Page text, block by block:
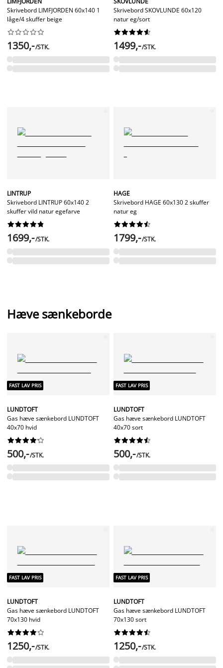
Skrivebord LIMFJORDEN 60x140 1
låge/4 skuffer beige






1350,-/STK.
Skrivebord SKOVLUNDE 60x120
natur eg/sort






1499,-/STK.
LINTRUP
Skrivebord LINTRUP 60x140 2
skuffer vild natur egefarve






1699,-/STK.
HAGE
Skrivebord HAGE 60x130 2 skuffer
natur eg






1799,-/STK.
Hæve sænkeborde
FAST LAV PRIS
LUNDTOFT
Gas hæve sænkebord LUNDTOFT
40x70 hvid






500,-/STK.
FAST LAV PRIS
LUNDTOFT
Gas hæve sænkebord LUNDTOFT
40x70 sort






500,-/STK.
FAST LAV PRIS
LUNDTOFT
Gas hæve sænkebord LUNDTOFT
70x130 hvid






1250,-/STK.
FAST LAV PRIS
LUNDTOFT
Gas hæve sænkebord LUNDTOFT
70x130 sort






1250,-/STK.